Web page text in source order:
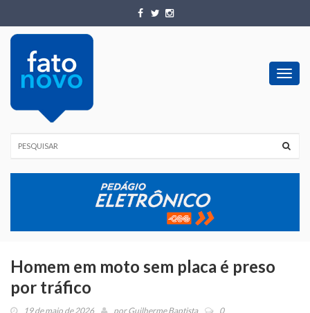
Homem em moto sem placa é preso
por tráfico
19 de maio de 2026 porGuilherme Baptista 0